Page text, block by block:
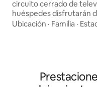
circuito cerrado de
huéspedes disfrutarán
abierto cubierto de
Kazi Nazrul Islam (KNI/
encuentra a
Ubicación · Familia ·